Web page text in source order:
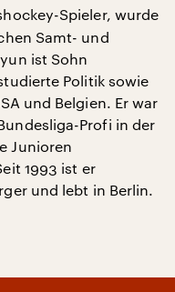
Spieler, wurde
Samt- und
ist Sohn
Politik sowie
und Belgien. Er war
Profi in der
Junioren
1993 ist er
und lebt in Berlin.